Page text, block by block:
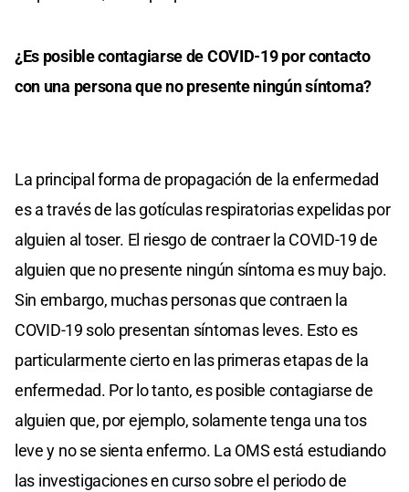
¿Es posible contagiarse de COVID-19 por contacto
con una persona que no presente ningún síntoma?
La principal forma de propagación de la enfermedad
es a través de las gotículas respiratorias expelidas por
alguien al toser. El riesgo de contraer la COVID-19 de
alguien que no presente ningún síntoma es muy bajo.
Sin embargo, muchas personas que contraen la
COVID-19 solo presentan síntomas leves. Esto es
particularmente cierto en las primeras etapas de la
enfermedad. Por lo tanto, es posible contagiarse de
alguien que, por ejemplo, solamente tenga una tos
leve y no se sienta enfermo. La OMS está estudiando
las investigaciones en curso sobre el periodo de